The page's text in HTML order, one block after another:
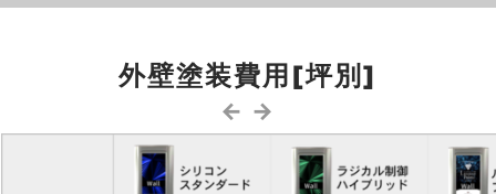
外壁塗装費用[坪別]
← →